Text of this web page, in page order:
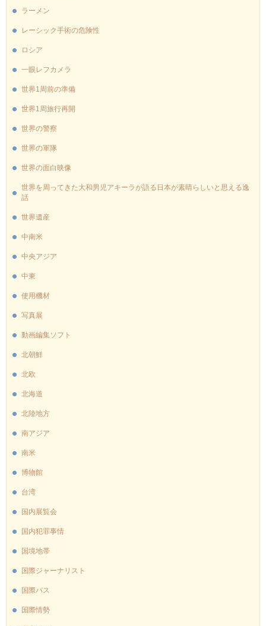
ラーメン
レーシック手術の危険性
ロシア
一眼レフカメラ
世界1周前の準備
世界1周旅行再開
世界の警察
世界の軍隊
世界の面白映像
世界を周ってきた大和男児アキーラが語る日本が素晴らしいと思える逸
話
世界遺産
中南米
中央アジア
中東
使用機材
写真展
動画編集ソフト
北朝鮮
北欧
北海道
北陸地方
南アジア
南米
博物館
台湾
国内展覧会
国内犯罪事情
国境地帯
国際ジャーナリスト
国際バス
国際情勢